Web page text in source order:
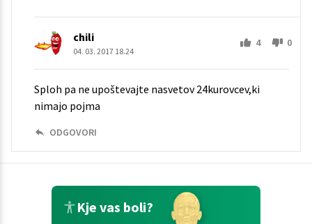
chili
04. 03. 2017 18.24
4 0
Sploh pa ne upoštevajte nasvetov 24kurovcev,ki
nimajo pojma
ODGOVORI
Kje vas boli?